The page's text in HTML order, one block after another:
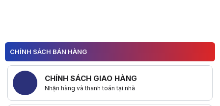
CHÍNH SÁCH BÁN HÀNG
CHÍNH SÁCH GIAO HÀNG
Nhận hàng và thanh toán tại nhà